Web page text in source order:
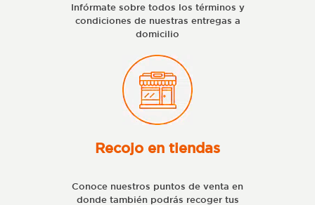
Infórmate sobre todos los términos y
condiciones de nuestras entregas a
domicilio
Recojo en tiendas
Conoce nuestros puntos de venta en
donde también podrás recoger tus